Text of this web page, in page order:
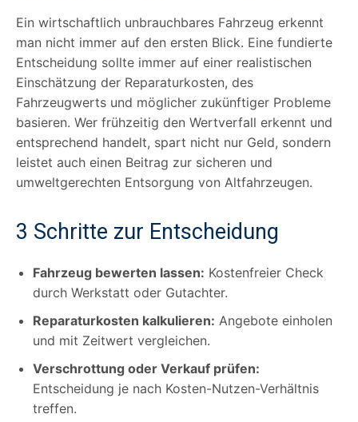
Ein wirtschaftlich unbrauchbares Fahrzeug erkennt
man nicht immer auf den ersten Blick. Eine fundierte
Entscheidung sollte immer auf einer realistischen
Einschätzung der Reparaturkosten, des
Fahrzeugwerts und möglicher zukünftiger Probleme
basieren. Wer frühzeitig den Wertverfall erkennt und
entsprechend handelt, spart nicht nur Geld, sondern
leistet auch einen Beitrag zur sicheren und
umweltgerechten Entsorgung von Altfahrzeugen.
3 Schritte zur Entscheidung
Fahrzeug bewerten lassen: Kostenfreier Check
durch Werkstatt oder Gutachter.
Reparaturkosten kalkulieren: Angebote einholen
und mit Zeitwert vergleichen.
Verschrottung oder Verkauf prüfen:
Entscheidung je nach Kosten-Nutzen-Verhältnis
treffen.